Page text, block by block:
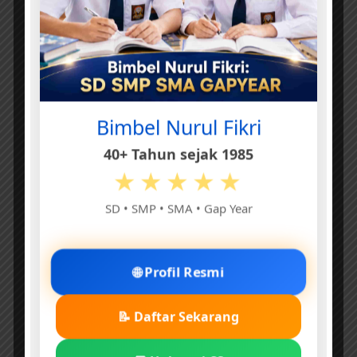
Bimbel Nurul Fikri
40+ Tahun sejak 1985
★★★★★
SD • SMP • SMA • Gap Year
🌐 Profil Resmi
📝 Daftar Sekarang